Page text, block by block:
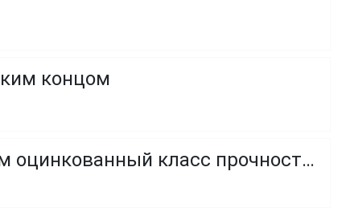
концом
Винт с полукруглой головкой и внутренним шестигранником оцинкованный класс прочности 8.8 и 10.9